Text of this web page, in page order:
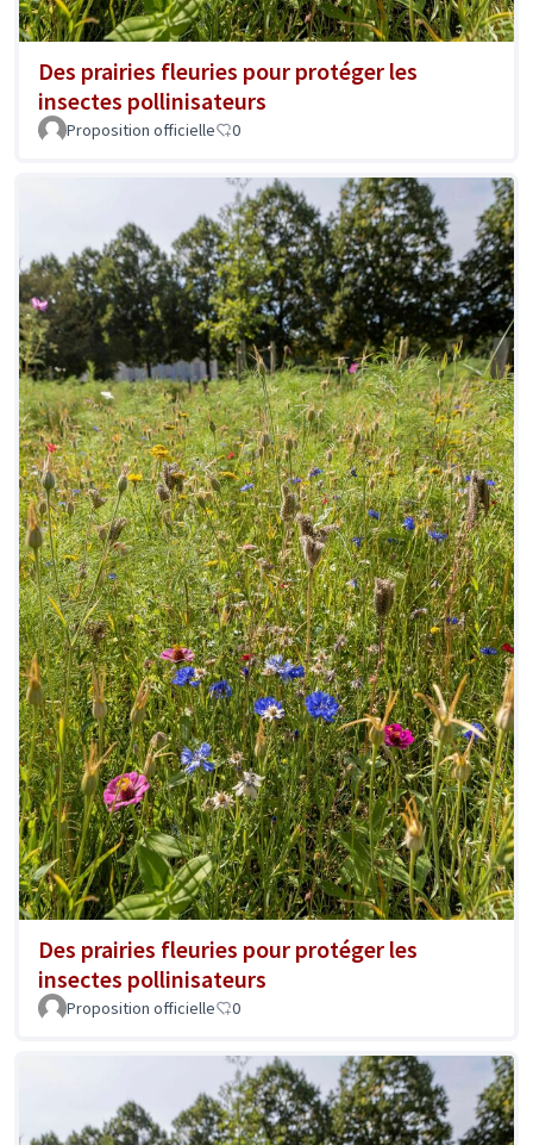
Des prairies fleuries pour protéger les
insectes pollinisateurs
Proposition officielle 0
Des prairies fleuries pour protéger les
insectes pollinisateurs
Proposition officielle 0